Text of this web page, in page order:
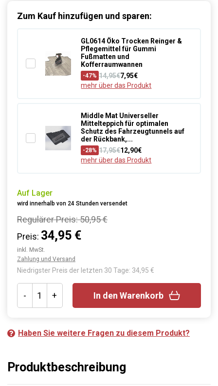
Zum Kauf hinzufügen und sparen:
GL0614 Öko Trocken Reinger &
Pflegemittel für Gummi
Fußmatten und
Kofferraumwannen
-47% 14,95€7,95€
mehr über das Produkt
Middle Mat Universeller
Mittelteppich für optimalen
Schutz des Fahrzeugtunnels auf
der Rückbank,...
-28% 17,95€12,90€
mehr über das Produkt
Auf Lager
wird innerhalb von 24 Stunden versendet
Regulärer Preis:50,95 €
Preis: 34,95 €
inkl. MwSt.
Zahlung und Versand
Niedrigster Preis der letzten 30 Tage: 34,95 €
- + In den Warenkorb
Haben Sie weitere Fragen zu diesem Produkt?
Produktbeschreibung